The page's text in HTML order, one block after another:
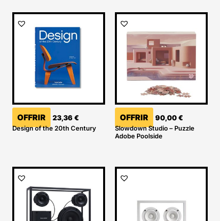
OFFRIR 23,36 €
Design of the 20th Century
OFFRIR 90,00€
Slowdown Studio – Puzzle
Adobe Poolside